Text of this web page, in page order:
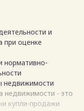
инвестор
недвижимости,
подходу
оценки жилой и
его применить для
недвижимости,
и
при оценке
нормативно-
недвижимости
недвижимости - это
купли-продажи